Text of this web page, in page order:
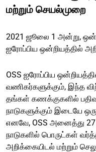
மற்றும் செயல்முறை
2021 ஜூலை 1 அன்று,
ஐரோப்பிய ஒன்றியத்தில்
OSS ஐரோப்பிய
வணிகர்களுக்கும், இந்த
தங்கள் கணக்குகளில் பதிவு
நாடுகளுக்கும் இடையே
எனவே, OSS அனைத்து 27
நாடுகளில் பொருட்கள்
அறிக்கையிடல் மற்றும்